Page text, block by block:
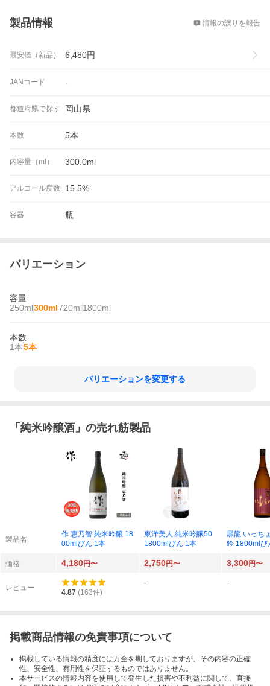
製品情報 情報の誤りを報告
最安値（新品） 6,480円
JANコード -
都道府県で探す 岡山県
本数 5本
内容量（ml） 300.0ml
アルコール度数 15.5%
容器 瓶
バリエーション
容量
250ml300ml720ml1800ml
本数
1本5本
バリエーションを変更する
「 純米吟醸酒 」の売れ筋製品
製品名
作 恵乃智 純米吟醸 18
00mlびん 1本
東洋美人 純米吟醸50
1800mlびん 1本
黒龍 いっち
吟 1800mlび
価格 4,180円〜 2,750円〜 3,300円〜
レビュー
4.87 (163件)
- -
掲載商品情報の免責事項について
掲載している情報の精度には万全を期しておりますが、その内容の正確
性、安全性、有用性を保証するものではありません。
本サービスの情報内容を使用して発生した損害や不利益に関して、直接